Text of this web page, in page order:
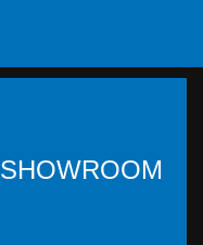
SHOWROOM